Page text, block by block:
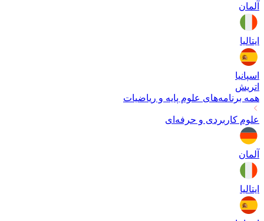
آلمان
ایتالیا
اسپانیا
اتریش
همه برنامه‌های علوم پایه و ریاضیات
علوم کاربردی و حرفه‌ای
آلمان
ایتالیا